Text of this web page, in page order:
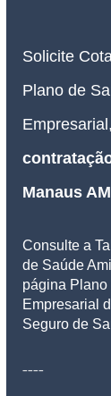
Solicite
Plano de
Empresarial,
Manaus AM
Consulte a
de Saúde
página
Empresarial
Seguro de
----